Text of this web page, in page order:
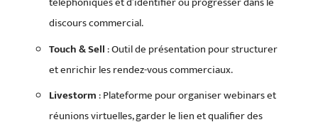
discours commercial.
Touch & Sell: Outil de présentation pour structurer
et enrichir les rendez-vous commerciaux.
Livestorm: Plateforme pour organiser webinars et
réunions virtuelles, garder le lien et qualifier des